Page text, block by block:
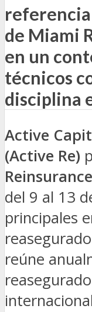
referencia
de Miami
en un
técnicos
disciplina
Active
(Active Re)
del 9 al 13
principales
reúne